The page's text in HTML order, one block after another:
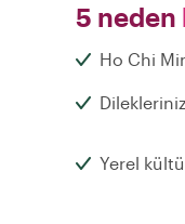
5 neden
Ho Chi
Yerel